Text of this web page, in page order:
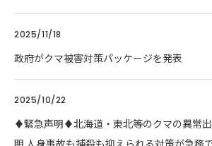
2025/11/18
政府がクマ被害対策パッケージを発表
2025/10/22
♦️緊急声明♦️北海道・東北等のクマの異常
明 人身事故も捕殺も抑えられる対策が急務